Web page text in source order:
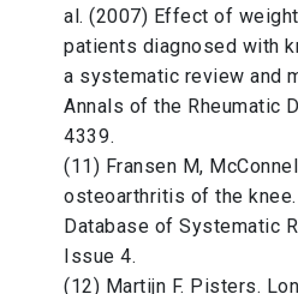
al. (2007) Effect of
patients diagnosed with
a systematic review and
Annals of the Rheumatic
4339.
(11) Fransen M,
osteoarthritis of the knee.
Database of Systematic
Issue 4.
(12) Martijn F. Pisters.